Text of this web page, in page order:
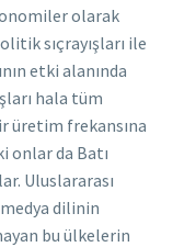
olarak
sıçrayışları ile
etki alanında
hala tüm
üretim frekansına
onlar da Batı
Uluslararası
dilinin
bu ülkelerin